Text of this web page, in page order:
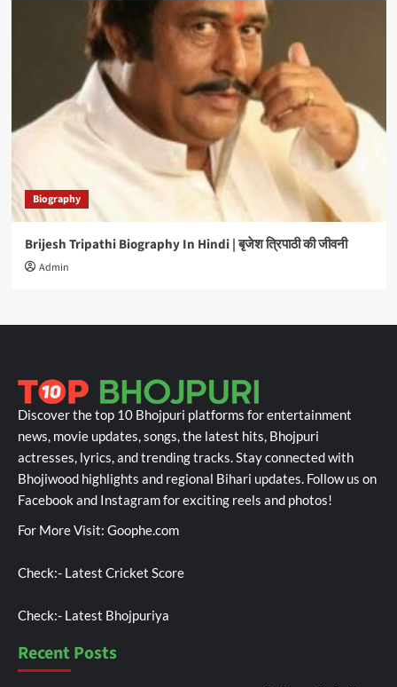
Biography
Brijesh Tripathi Biography In Hindi | बृजेश त्रिपाठी की जीवनी
Admin
Discover the top 10 Bhojpuri platforms for entertainment
news, movie updates, songs, the latest hits, Bhojpuri
actresses, lyrics, and trending tracks. Stay connected with
Bhojiwood highlights and regional Bihari updates. Follow us on
Facebook and Instagram for exciting reels and photos!
For More Visit: Goophe.com
Check:- Latest Cricket Score
Check:- Latest Bhojpuriya
Recent Posts